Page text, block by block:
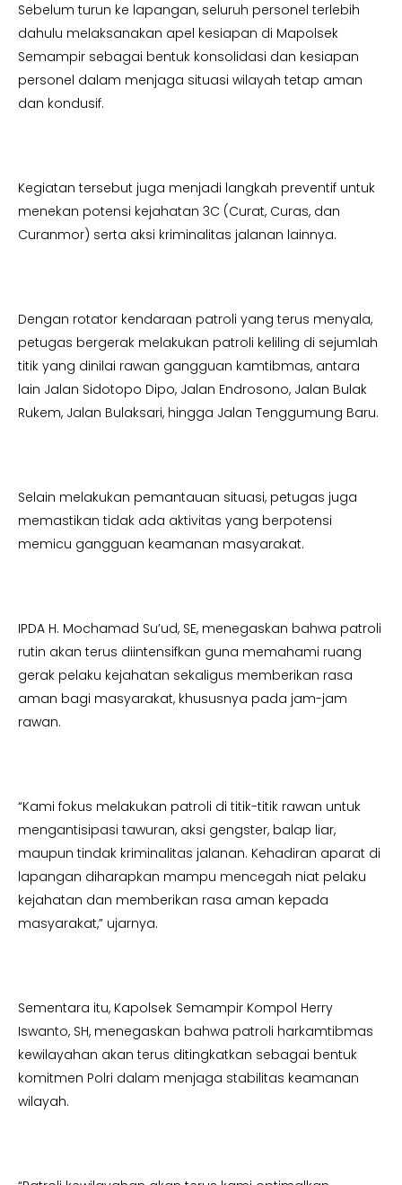
Sebelum turun ke lapangan, seluruh personel terlebih
dahulu melaksanakan apel kesiapan di Mapolsek
Semampir sebagai bentuk konsolidasi dan kesiapan
personel dalam menjaga situasi wilayah tetap aman
dan kondusif.
Kegiatan tersebut juga menjadi langkah preventif untuk
menekan potensi kejahatan 3C (Curat, Curas, dan
Curanmor) serta aksi kriminalitas jalanan lainnya.
Dengan rotator kendaraan patroli yang terus menyala,
petugas bergerak melakukan patroli keliling di sejumlah
titik yang dinilai rawan gangguan kamtibmas, antara
lain Jalan Sidotopo Dipo, Jalan Endrosono, Jalan Bulak
Rukem, Jalan Bulaksari, hingga Jalan Tenggumung Baru.
Selain melakukan pemantauan situasi, petugas juga
memastikan tidak ada aktivitas yang berpotensi
memicu gangguan keamanan masyarakat.
IPDA H. Mochamad Su’ud, SE, menegaskan bahwa patroli
rutin akan terus diintensifkan guna memahami ruang
gerak pelaku kejahatan sekaligus memberikan rasa
aman bagi masyarakat, khususnya pada jam-jam
rawan.
“Kami fokus melakukan patroli di titik-titik rawan untuk
mengantisipasi tawuran, aksi gengster, balap liar,
maupun tindak kriminalitas jalanan. Kehadiran aparat di
lapangan diharapkan mampu mencegah niat pelaku
kejahatan dan memberikan rasa aman kepada
masyarakat,” ujarnya.
Sementara itu, Kapolsek Semampir Kompol Herry
Iswanto, SH, menegaskan bahwa patroli harkamtibmas
kewilayahan akan terus ditingkatkan sebagai bentuk
komitmen Polri dalam menjaga stabilitas keamanan
wilayah.